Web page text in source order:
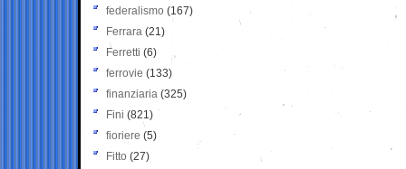
federalismo (167)
Ferrara (21)
Ferretti (6)
ferrovie (133)
finanziaria (325)
Fini (821)
fioriere (5)
Fitto (27)